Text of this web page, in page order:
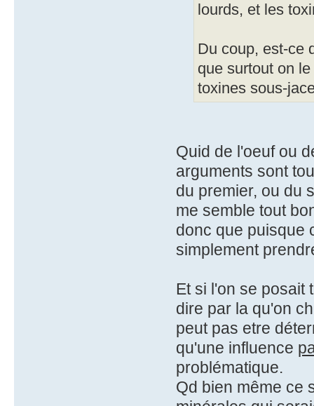
lourds, et les
Du coup, est-ce
que surtout on
toxines sous-
Quid de l'oeuf ou
arguments sont
du premier, ou du
me semble tout
donc que puisque
simplement
Et si l'on se posait
dire par la qu'on
peut pas etre
qu'une influence
problématique.
Qd bien même ce